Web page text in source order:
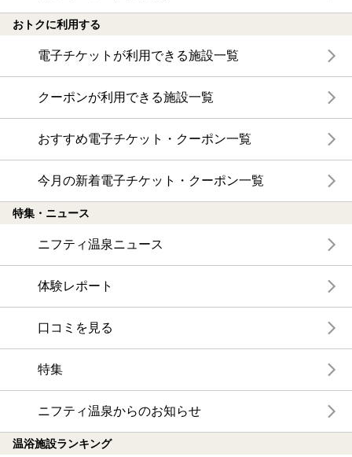
おトクに利用する
電子チケットが利用できる施設一覧
クーポンが利用できる施設一覧
おすすめ電子チケット・クーポン一覧
今月の新着電子チケット・クーポン一覧
特集・ニュース
ニフティ温泉ニュース
体験レポート
口コミを見る
特集
ニフティ温泉からのお知らせ
温浴施設ランキング